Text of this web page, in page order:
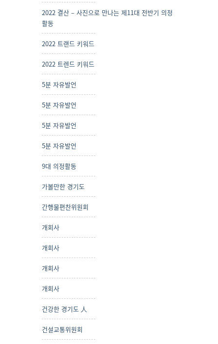
2022 결산 – 사진으로 만나는 제11대 전반기 의정
활동
2022 트랜드 키워드
2022 트렌드 키워드
5분 자유발언
5분 자유발언
5분 자유발언
5분 자유발언
9대 의정활동
가볼만한 경기도
간행물편찬위원회
개회사
개회사
개회사
개회사
건강한 경기도 人
건설교통위원회